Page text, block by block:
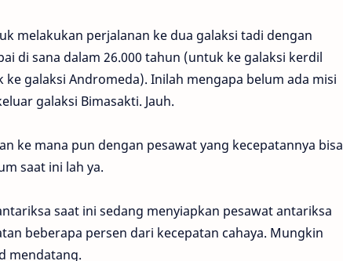
melakukan perjalanan ke dua galaksi tadi dengan
di sana dalam 26.000 tahun (untuk ke galaksi kerdil
galaksi Andromeda). Inilah mengapa belum ada misi
galaksi Bimasakti. Jauh.
ke mana pun dengan pesawat yang kecepatannya bisa
saat ini lah ya.
saat ini sedang menyiapkan pesawat antariksa
beberapa persen dari kecepatan cahaya. Mungkin
mendatang.